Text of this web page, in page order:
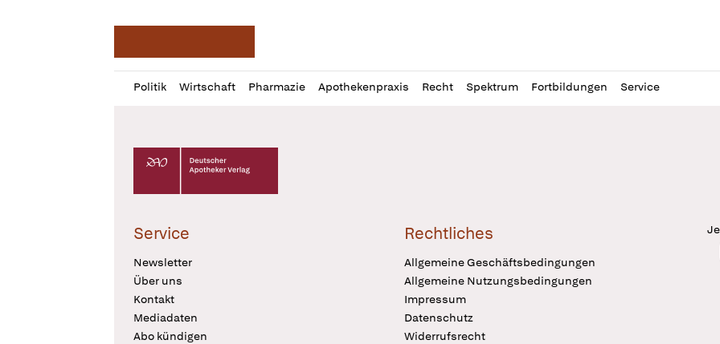
Politik Wirtschaft Pharmazie Apothekenpraxis Recht Spektrum Fortbildungen Service
Profil
öffnen
Daz
Pur
Deutscher Apotheker Verlag Logo
Service
Newsletter
Über uns
Kontakt
Mediadaten
Abo kündigen
Rechtliches
Allgemeine Geschäftsbedingungen
Allgemeine Nutzungsbedingungen
Impressum
Datenschutz
Widerrufsrecht